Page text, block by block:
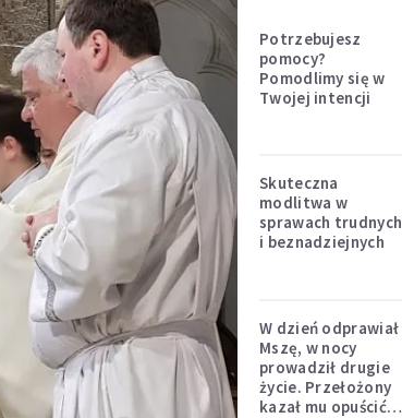
Potrzebujesz
pomocy?
Pomodlimy się w
Twojej intencji
Skuteczna
modlitwa w
sprawach trudnych
i beznadziejnych
W dzień odprawiał
Mszę, w nocy
prowadził drugie
życie. Przełożony
kazał mu opuścić